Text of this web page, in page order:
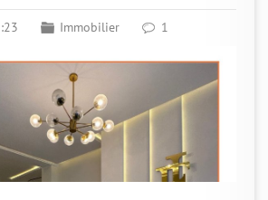
Immobilier 1